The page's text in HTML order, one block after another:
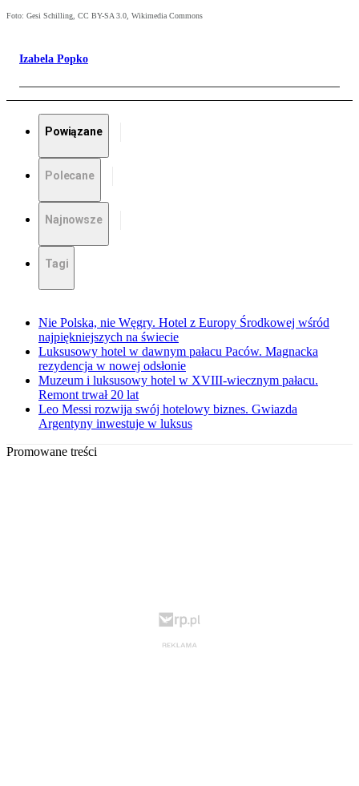
Foto: Gesi Schilling, CC BY-SA 3.0, Wikimedia Commons
Izabela Popko
Powiązane
Polecane
Najnowsze
Tagi
Nie Polska, nie Węgry. Hotel z Europy Środkowej wśród
najpiękniejszych na świecie
Luksusowy hotel w dawnym pałacu Paców. Magnacka
rezydencja w nowej odsłonie
Muzeum i luksusowy hotel w XVIII-wiecznym pałacu.
Remont trwał 20 lat
Leo Messi rozwija swój hotelowy biznes. Gwiazda
Argentyny inwestuje w luksus
Promowane treści